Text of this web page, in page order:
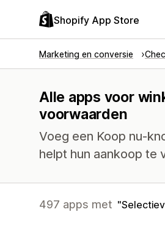
Shopify App Store
Marketing en conversie
Alle apps voor
voorwaarden
Voeg een Koop nu-
helpt hun aankoop te
497 apps met